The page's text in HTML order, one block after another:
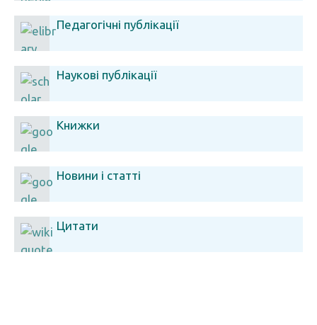
Педагогічні публікації
Наукові публікації
Книжки
Новини і статті
Цитати